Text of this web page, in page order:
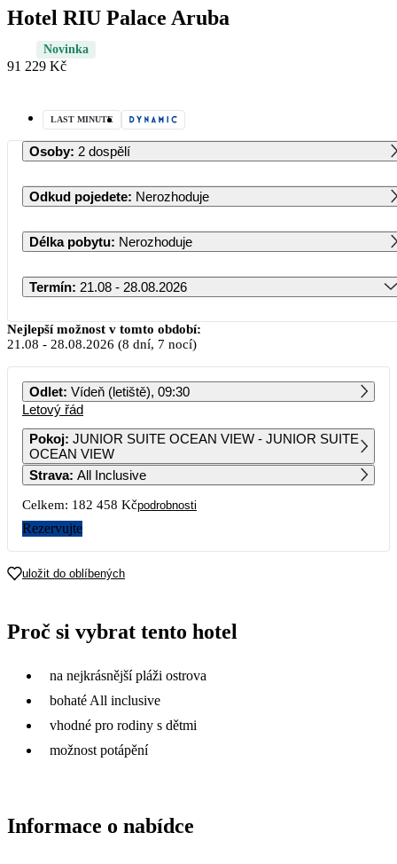
Hotel RIU Palace Aruba
Novinka
91 229 Kč
LAST MINUTE
Osoby: 2 dospělí
Odkud pojedete: Nerozhoduje
Délka pobytu: Nerozhoduje
Termín: 21.08 - 28.08.2026
Srpen 2026
PO ÚT ST ČT PÁ SO NE
3 4 5 6 7 8 9
10 11 12
17 18 19 20 21 22 23
Nejlepší možnost v tomto období:
21.08 - 28.08.2026 (8 dní, 7 nocí)
Odlet: Vídeň (letiště), 09:30
Letový řád
Pokoj: JUNIOR SUITE OCEAN VIEW - JUNIOR SUITE
OCEAN VIEW
Strava: All Inclusive
Celkem: 182 458 Kčpodrobnosti
Rezervujte
uložit do oblíbených
Proč si vybrat tento hotel
na nejkrásnější pláži ostrova
bohaté All inclusive
vhodné pro rodiny s dětmi
možnost potápění
Informace o nabídce